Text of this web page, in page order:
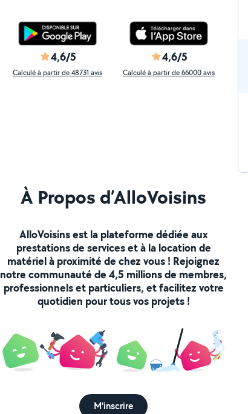
4,6/5
Calculé à partir de 48731 avis
4,6/5
Calculé à partir de 66000 avis
À Propos d’AlloVoisins
AlloVoisins est la plateforme dédiée aux
prestations de services et à la location de
matériel à proximité de chez vous ! Rejoignez
notre communauté de 4,5 millions de membres,
professionnels et particuliers, et facilitez votre
quotidien pour tous vos projets !
M'inscrire